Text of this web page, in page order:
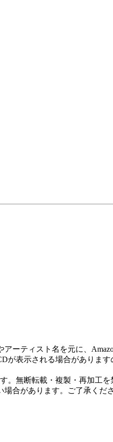
ーティスト名を元に、
が表示される場合があります
。無断転載・複製・再加工を
合があります。ご了承くださ